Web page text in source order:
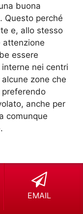
buona
Questo perché
e, allo stesso
attenzione
essere
nei centri
zone che
anche per
comunque
EMAIL